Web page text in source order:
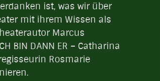
ist, was wir über
mit ihrem Wissen als
Marcus
BIN DANN ER – Catharina
Rosmarie